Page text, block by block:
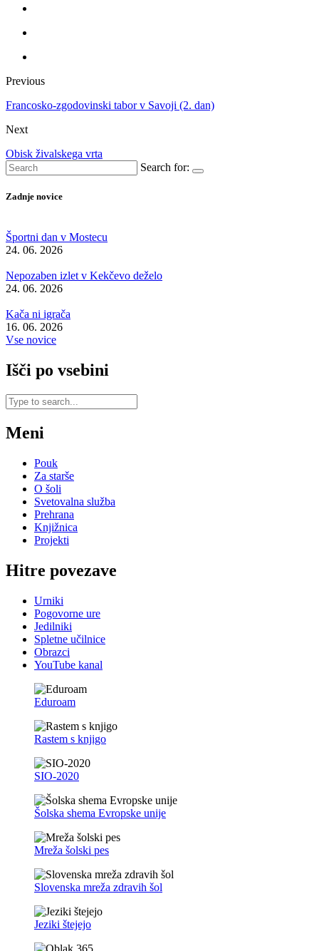
Previous
Francosko-zgodovinski tabor v Savoji (2. dan)
Next
Obisk živalskega vrta
Search for:
Zadnje novice
Športni dan v Mostecu
24. 06. 2026
Nepozaben izlet v Kekčevo deželo
24. 06. 2026
Kača ni igrača
16. 06. 2026
Vse novice
Išči po vsebini
Meni
Pouk
Za starše
O šoli
Svetovalna služba
Prehrana
Knjižnica
Projekti
Hitre povezave
Urniki
Pogovorne ure
Jedilniki
Spletne učilnice
Obrazci
YouTube kanal
Eduroam
Rastem s knjigo
SIO-2020
Šolska shema Evropske unije
Mreža šolski pes
Slovenska mreža zdravih šol
Jeziki štejejo